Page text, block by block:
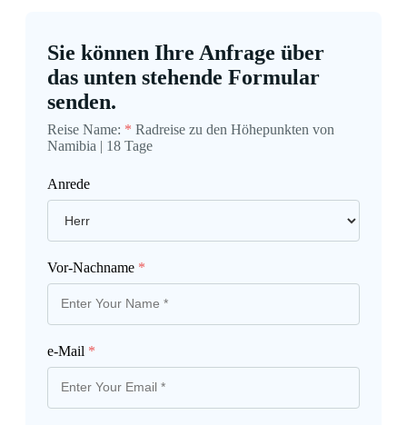
Sie können Ihre Anfrage über
das unten stehende Formular
senden.
Reise Name: * Radreise zu den Höhepunkten von
Namibia | 18 Tage
Anrede
Vor-Nachname *
e-Mail *